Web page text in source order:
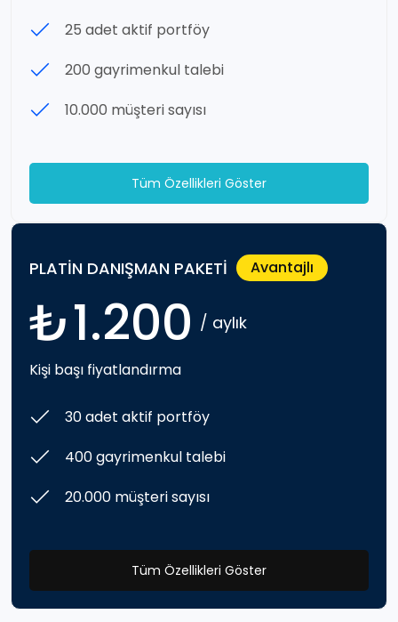
25 adet aktif portföy
200 gayrimenkul talebi
10.000 müşteri sayısı
Tüm Özellikleri Göster
PLATIN DANIŞMAN PAKETI Avantajlı
₺1.200 / aylık
Kişi başı fiyatlandırma
30 adet aktif portföy
400 gayrimenkul talebi
20.000 müşteri sayısı
Tüm Özellikleri Göster